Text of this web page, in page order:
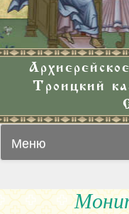
Троицкий
Меню